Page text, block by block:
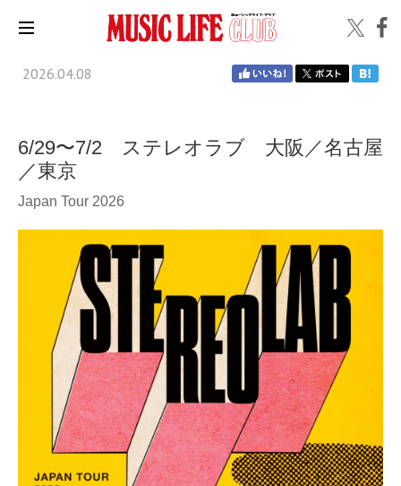
2026.04.08
6/29〜7/2 ステレオラブ 大阪／名古屋
／東京
Japan Tour 2026